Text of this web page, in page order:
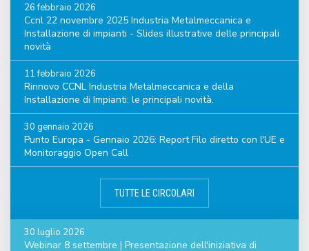
26 febbraio 2026
Ccnl 22 novembre 2025 Industria Metalmeccanica e
Installazione di impianti - Slides illustrative delle principali
novità
11 febbraio 2026
Rinnovo CCNL Industria Metalmeccanica e della
Installazione di Impianti: le principali novità.
30 gennaio 2026
Punto Europa - Gennaio 2026: Report Filo diretto con l'UE e
Monitoraggio Open Call
TUTTE LE CIRCOLARI
30 luglio 2026
Webinar 8 settembre | Presentazione dell'iniziativa di